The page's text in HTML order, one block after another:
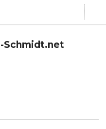
Schmidt.net